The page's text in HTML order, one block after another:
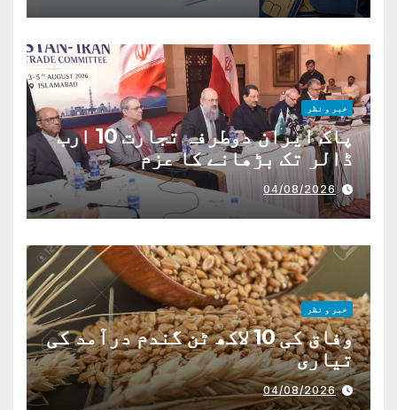
خبر و نظر
پاک ایران دوطرفہ تجارت 10 ارب
ڈالر تک بڑھانے کا عزم
04/08/2026
خبر و نظر
وفاق کی 10 لاکھ ٹن گندم درآمد کی
تیاری
04/08/2026